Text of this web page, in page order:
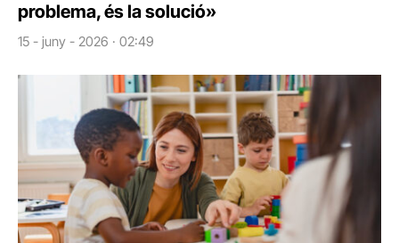
problema, és la solució»
15 - juny - 2026 · 02:49